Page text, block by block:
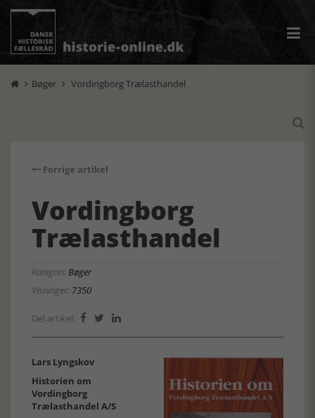
 Bøger  Vordingborg Trælasthandel

Forrige artikel
Vordingborg
Trælasthandel
Kategori:Bøger
Visninger: 7350
Del artikel:   
Lars Lyngskov
Historien om
Vordingborg
Trælasthandel A/S